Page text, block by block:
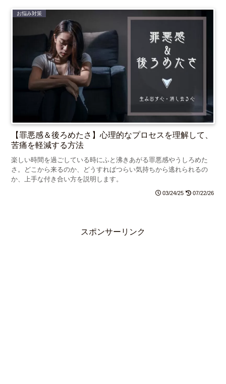
お悩み対策
【罪悪感＆後ろめたさ】心理的なプロセスを理解して、
苦痛を軽減する方法
楽しい時間を過ごしている時にふと沸きあがる罪悪感やうしろめた
さ。どこから来るのか、どうすればつらい気持ちから逃れられるの
か、上手な付き合い方を説明します。
03/24/25 07/22/26
スポンサーリンク